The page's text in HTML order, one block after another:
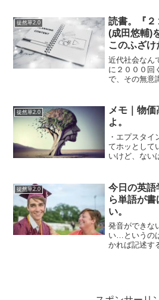
らんけど。そ
て名前がでて
徒然草2.0
読書。『２
(成田悠輔)
このふざ
ソなのか。
近代社会なん
に２０００回
で、その無意
きや堀江貴文
かしい人だと
徒然草2.0
メモ｜物
よ。
・エプスタイ
てホッとして
いけど、ない
の手の文書に
ランのウェイ
徒然草2.0
今日の英語
ら単語が
い。
発音ができな
い…というの
かれば記述す